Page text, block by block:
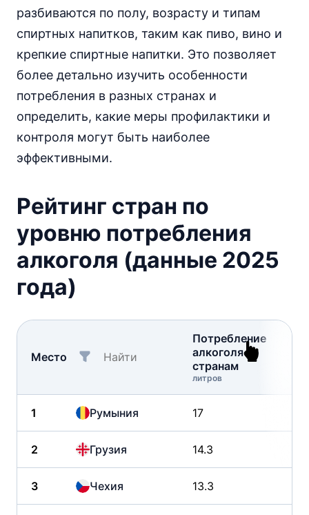
разбиваются по полу, возрасту и типам
спиртных напитков, таким как пиво, вино и
крепкие спиртные напитки. Это позволяет
более детально изучить особенности
потребления в разных странах и
определить, какие меры профилактики и
контроля могут быть наиболее
эффективными.
Рейтинг стран по
уровню потребления
алкоголя (данные 2025
года)
Место
Потребление
алкоголя по
странам
литров
1 Румыния 17
2 Грузия 14.3
3 Чехия 13.3